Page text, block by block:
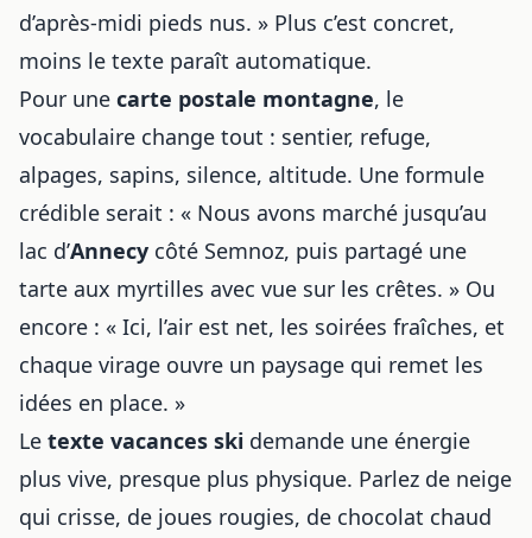
d’après-midi pieds nus. » Plus c’est concret,
moins le texte paraît automatique.
Pour une carte postale montagne, le
vocabulaire change tout : sentier, refuge,
alpages, sapins, silence, altitude. Une formule
crédible serait : « Nous avons marché jusqu’au
lac d’Annecy côté Semnoz, puis partagé une
tarte aux myrtilles avec vue sur les crêtes. » Ou
encore : « Ici, l’air est net, les soirées fraîches, et
chaque virage ouvre un paysage qui remet les
idées en place. »
Le texte vacances ski demande une énergie
plus vive, presque plus physique. Parlez de neige
qui crisse, de joues rougies, de chocolat chaud